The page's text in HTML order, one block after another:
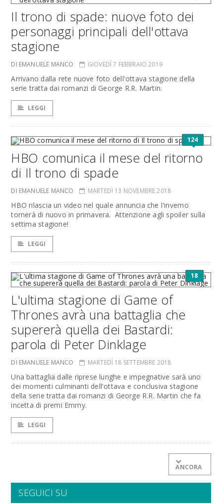
Il trono di spade: nuove foto dei
personaggi principali dell'ottava
stagione
DI EMANUELE MANCO GIOVEDÌ 7 FEBBRAIO 2019
Arrivano dalla rete nuove foto dell'ottava stagione della
serie tratta dai romanzi di George R.R. Martin.
LEGGI
124
HBO comunica il mese del ritorno
di Il trono di spade
DI EMANUELE MANCO MARTEDÌ 13 NOVEMBRE 2018
HBO rilascia un video nel quale annuncia che l'inverno
tornerà di nuovo in primavera. Attenzione agli spoiler sulla
settima stagione!
LEGGI
18
L'ultima stagione di Game of
Thrones avrà una battaglia che
supererà quella dei Bastardi:
parola di Peter Dinklage
DI EMANUELE MANCO MARTEDÌ 18 SETTEMBRE 2018
Una battaglia dalle riprese lunghe e impegnative sarà uno
dei momenti culminanti dell'ottava e conclusiva stagione
della serie tratta dai romanzi di George R.R. Martin che fa
incetta di premi Emmy.
LEGGI
ANCORA
SEGUICI SU